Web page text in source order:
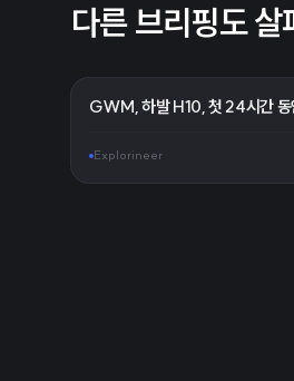
다른 브리핑도 살
GWM, 하발 H10, 첫 24시간
Explorineer